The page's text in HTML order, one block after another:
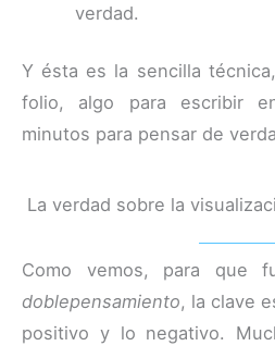
verdad.
Y ésta es la sencilla
folio, algo para escribir
minutos para pensar de
La verdad sobre la
Como vemos, para que
doblepensamiento, la clave
positivo y lo negativo.